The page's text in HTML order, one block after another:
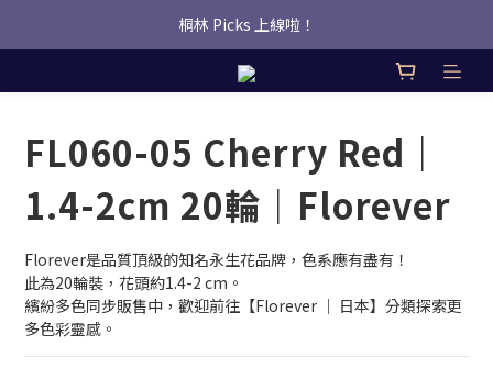
桐林 Picks 上線啦！
桐林 Picks 上線啦！
✿桐林Fleur✿  Uber Eats即點即送🛵
FL060-05 Cherry Red｜
1.4-2cm 20輪｜Florever
Florever是品質頂級的知名永生花品牌，色系應有盡有！
此為20輪裝，花頭約1.4-2 cm。
繽紛多色同步販售中，歡迎前往【Florever ｜ 日本】分類探索更
多色彩靈感。